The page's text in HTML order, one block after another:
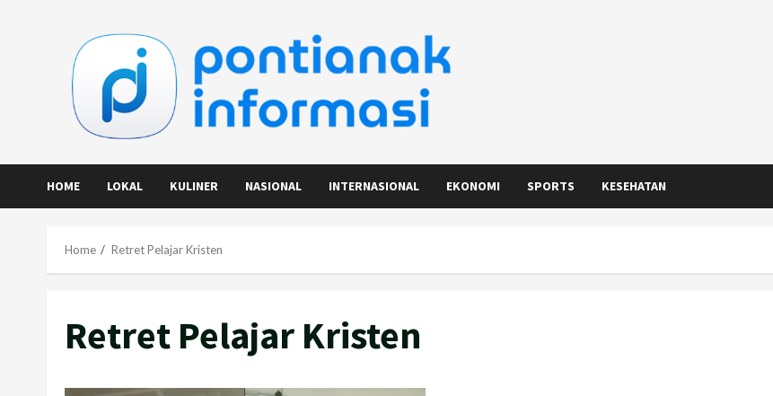
HOME LOKAL KULINER NASIONAL INTERNASIONAL EKONOMI SPORTS KESEHATAN
Home Retret Pelajar Kristen
Retret Pelajar Kristen